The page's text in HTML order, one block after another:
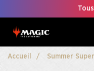
Accueil Summer